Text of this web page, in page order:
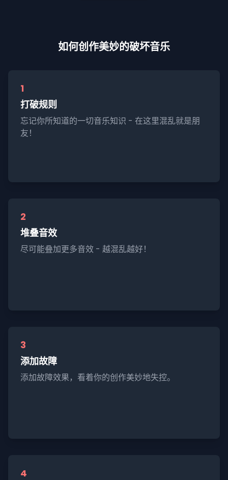
如何创作美妙的破坏音乐
1
打破规则
忘记你所知道的一切音乐知识 - 在这里混乱就是朋
友！
2
堆叠音效
尽可能叠加更多音效 - 越混乱越好！
3
添加故障
添加故障效果，看着你的创作美妙地失控。
4